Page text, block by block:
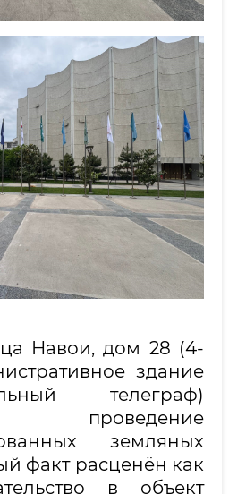
Навои, дом 28 (4-
здание
телеграф)
проведение
земляных
факт расценён как
в объект